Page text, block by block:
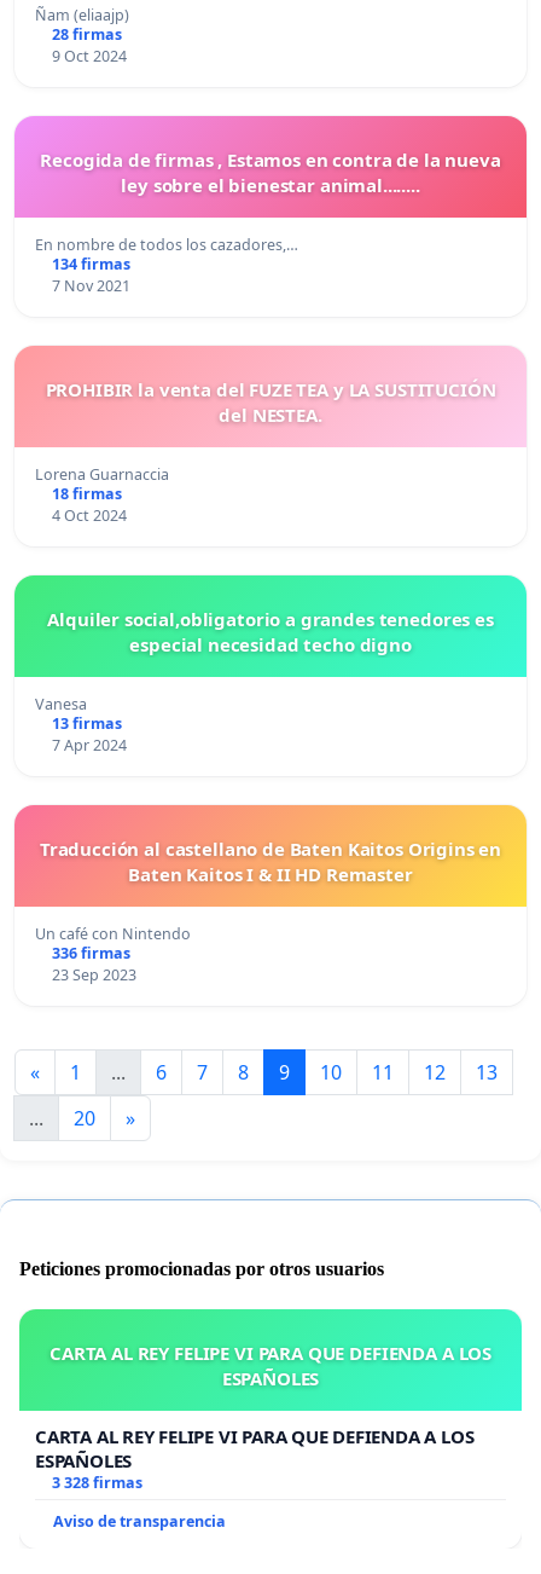
Ñam (eliaajp)
28 firmas
9 Oct 2024
Recogida de firmas , Estamos en contra de la nueva
ley sobre el bienestar animal........
En nombre de todos los cazadores,…
134 firmas
7 Nov 2021
PROHIBIR la venta del FUZE TEA y LA SUSTITUCIÓN
del NESTEA.
Lorena Guarnaccia
18 firmas
4 Oct 2024
Alquiler social,obligatorio a grandes tenedores es
especial necesidad techo digno
Vanesa
13 firmas
7 Apr 2024
Traducción al castellano de Baten Kaitos Origins en
Baten Kaitos I & II HD Remaster
Un café con Nintendo
336 firmas
23 Sep 2023
« 1 ... 6 7 8 9 10 11 12
13
...
20 »
Peticiones promocionadas por otros usuarios
CARTA AL REY FELIPE VI PARA QUE DEFIENDA A LOS
ESPAÑOLES
CARTA AL REY FELIPE VI PARA QUE DEFIENDA A LOS
ESPAÑOLES
3 328 firmas
Aviso de transparencia